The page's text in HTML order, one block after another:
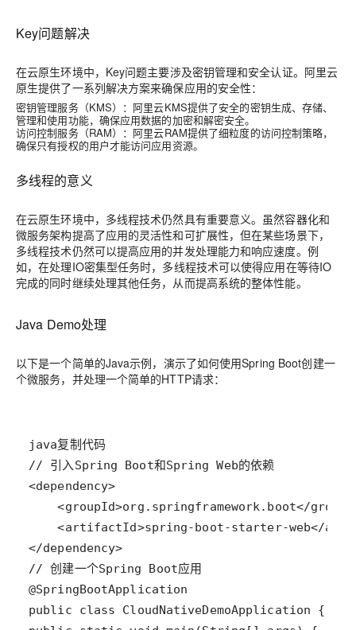
Key问题解决
在云原生环境中，Key问题主要涉及密钥管理和安全认证。阿里云
原生提供了一系列解决方案来确保应用的安全性：
密钥管理服务（KMS） ：阿里云KMS提供了安全的密钥生成、存储、
管理和使用功能，确保应用数据的加密和解密安全。
访问控制服务（RAM） ：阿里云RAM提供了细粒度的访问控制策略，
确保只有授权的用户才能访问应用资源。
多线程的意义
在云原生环境中，多线程技术仍然具有重要意义。虽然容器化和
微服务架构提高了应用的灵活性和可扩展性，但在某些场景下，
多线程技术仍然可以提高应用的并发处理能力和响应速度。例
如，在处理IO密集型任务时，多线程技术可以使得应用在等待IO
完成的同时继续处理其他任务，从而提高系统的整体性能。
Java Demo处理
以下是一个简单的Java示例，演示了如何使用Spring Boot创建一
个微服务，并处理一个简单的HTTP请求：